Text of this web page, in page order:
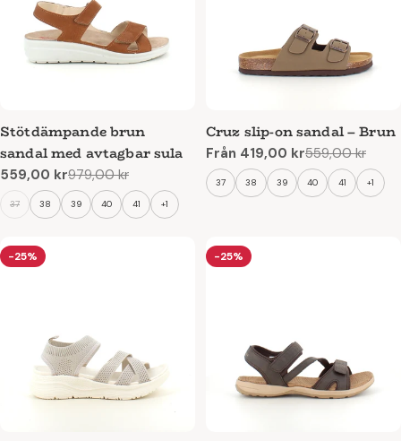
Stötdämpande brun
sandal med avtagbar sula
Reapris
559,00 kr
Ordinarie
pris
979,00 kr
37 38 39 40 41 +1
Cruz slip-on sandal – Brun
Reapris
Från 419,00 kr
Ordinarie
pris
559,00 kr
37 38 39 40 41 +1
-25% -25%